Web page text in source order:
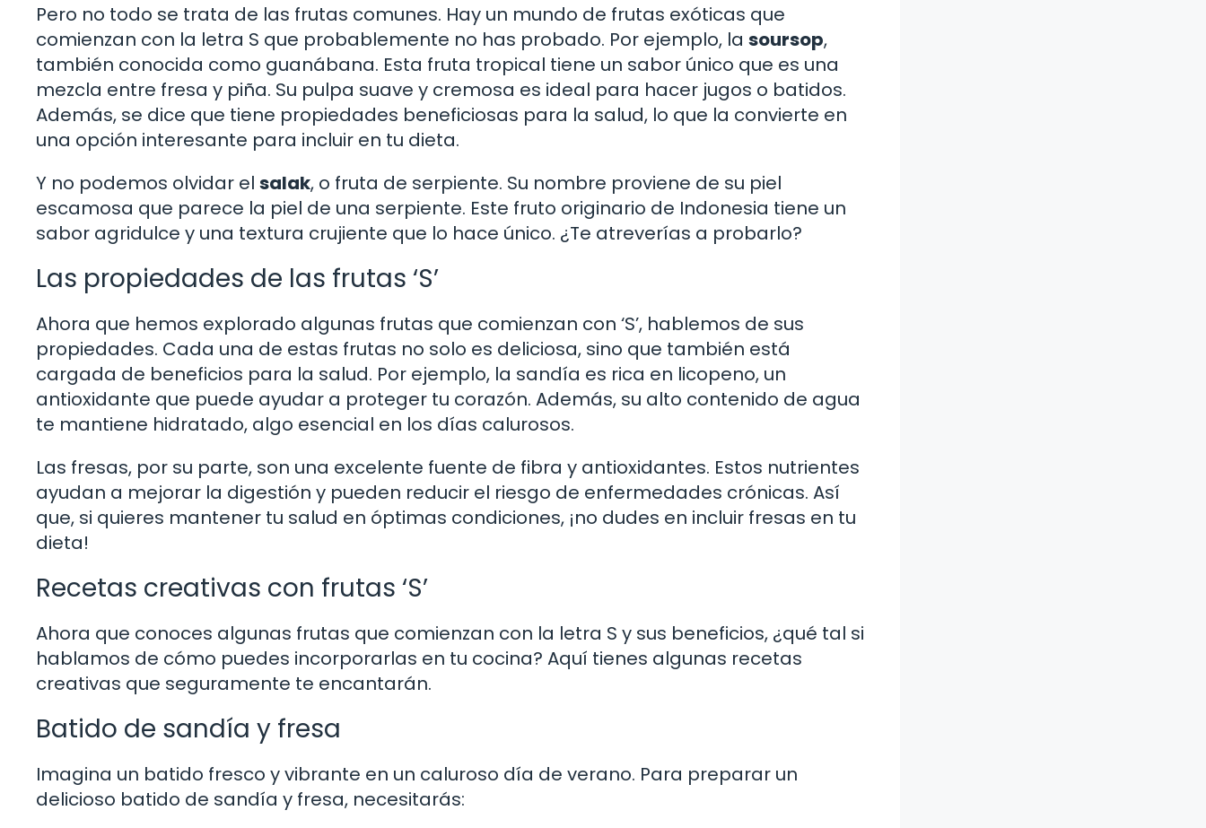
Pero no todo se trata de las frutas comunes. Hay un mundo de frutas exóticas que
comienzan con la letra S que probablemente no has probado. Por ejemplo, la soursop,
también conocida como guanábana. Esta fruta tropical tiene un sabor único que es una
mezcla entre fresa y piña. Su pulpa suave y cremosa es ideal para hacer jugos o batidos.
Además, se dice que tiene propiedades beneficiosas para la salud, lo que la convierte en
una opción interesante para incluir en tu dieta.
Y no podemos olvidar el salak, o fruta de serpiente. Su nombre proviene de su piel
escamosa que parece la piel de una serpiente. Este fruto originario de Indonesia tiene un
sabor agridulce y una textura crujiente que lo hace único. ¿Te atreverías a probarlo?
Las propiedades de las frutas ‘S’
Ahora que hemos explorado algunas frutas que comienzan con ‘S’, hablemos de sus
propiedades. Cada una de estas frutas no solo es deliciosa, sino que también está
cargada de beneficios para la salud. Por ejemplo, la sandía es rica en licopeno, un
antioxidante que puede ayudar a proteger tu corazón. Además, su alto contenido de agua
te mantiene hidratado, algo esencial en los días calurosos.
Las fresas, por su parte, son una excelente fuente de fibra y antioxidantes. Estos nutrientes
ayudan a mejorar la digestión y pueden reducir el riesgo de enfermedades crónicas. Así
que, si quieres mantener tu salud en óptimas condiciones, ¡no dudes en incluir fresas en tu
dieta!
Recetas creativas con frutas ‘S’
Ahora que conoces algunas frutas que comienzan con la letra S y sus beneficios, ¿qué tal si
hablamos de cómo puedes incorporarlas en tu cocina? Aquí tienes algunas recetas
creativas que seguramente te encantarán.
Batido de sandía y fresa
Imagina un batido fresco y vibrante en un caluroso día de verano. Para preparar un
delicioso batido de sandía y fresa, necesitarás: